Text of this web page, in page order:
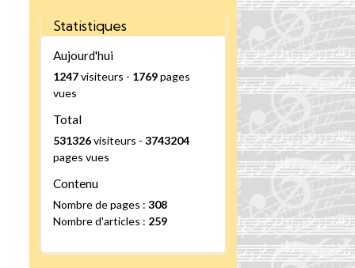
Statistiques
Aujourd'hui
1247visiteurs - 1769pages
vues
Total
531326visiteurs -3743204
pages vues
Contenu
Nombre de pages :308
Nombre d'articles : 259